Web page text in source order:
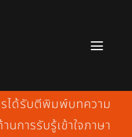
ได้รับตีพิมพ์บทความ
การรับรู้เข้าใจภาษา